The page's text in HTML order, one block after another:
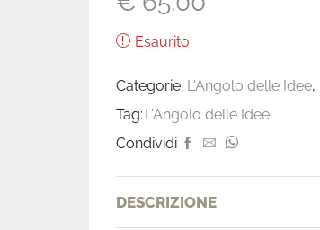
Esaurito
Categorie L'Angolo delle Idee,
Tag: L'Angolo delle Idee
Condividi
DESCRIZIONE